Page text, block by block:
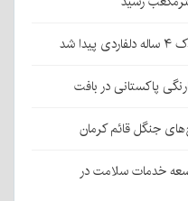
شد
جنگل قائم کرمان
خدمات سلامت در